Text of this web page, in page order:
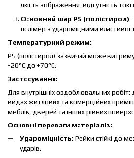
якість зображення, відсутність
Основний шар PS (полістирол)
полімер з удароміцними
Температурний режим:
PS (полістирол) зазвичай може
-20°C до +70°C.
Застосування:
Для внутрішніх оздоблювальних робіт:
видах житлових та комерційних
меблів, дверей та інших рівних
Основні переваги матеріалів:
Удароміцність: Рейки стійкі до
ударів.